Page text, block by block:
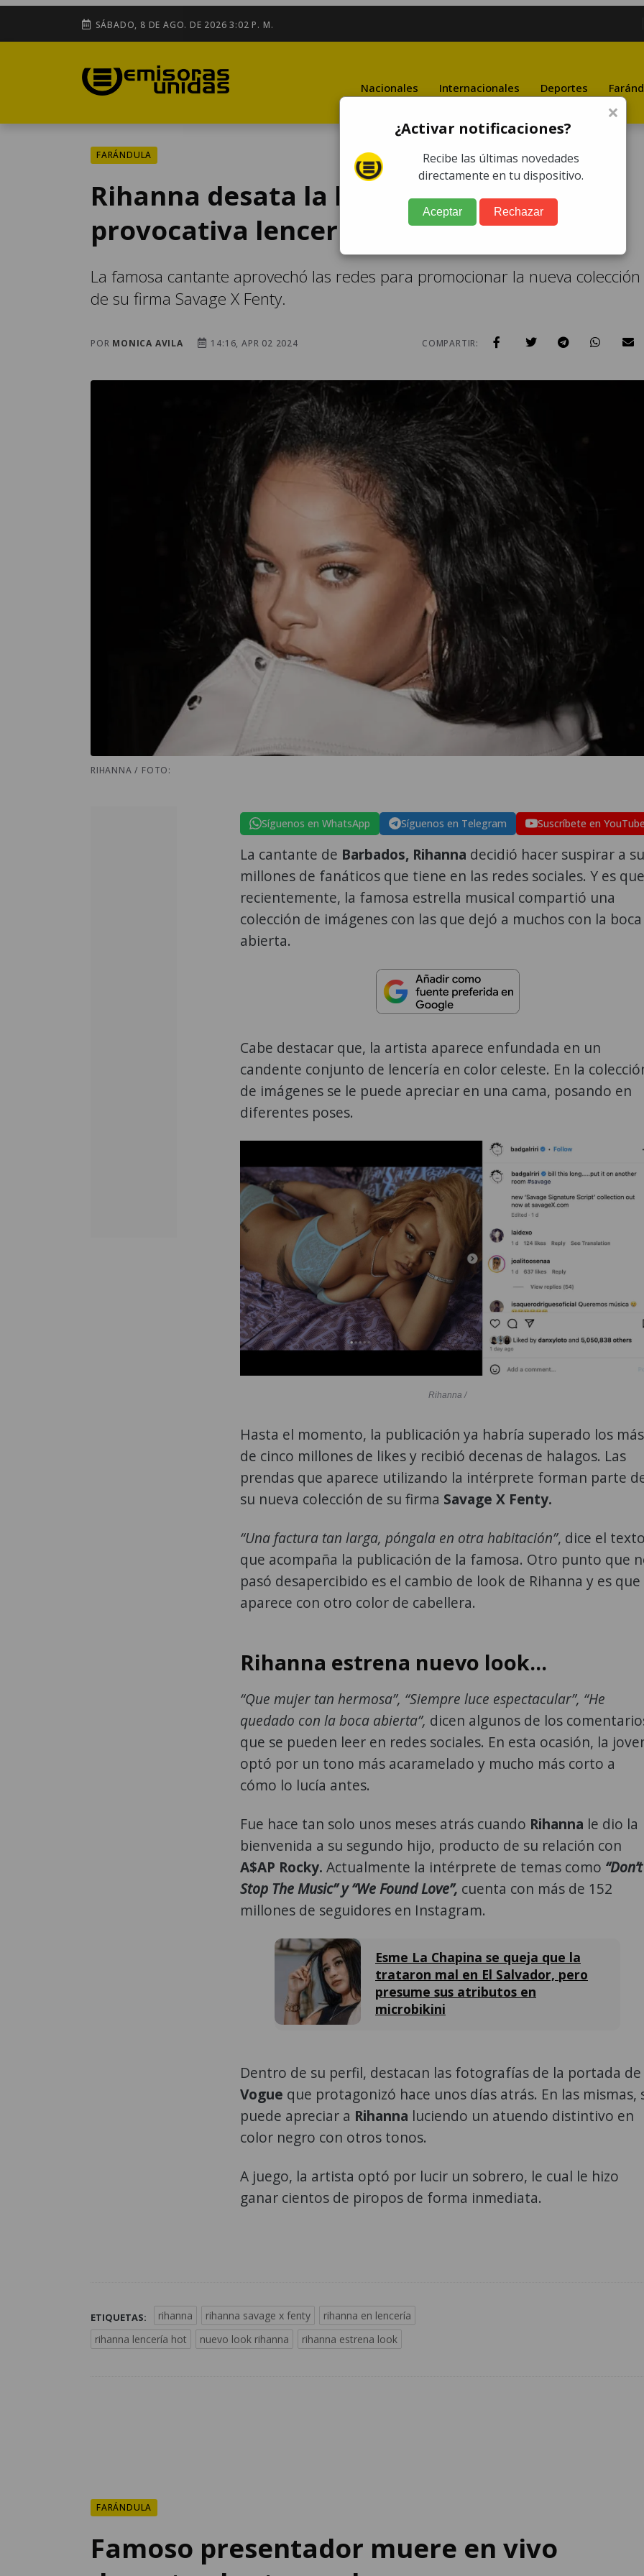
SÁBADO, 8 DE AGO. DE 2026 3:02 P. M.
Nacionales Internacionales Deportes
FARÁNDULA
Rihanna desata la locura al aparecer en
provocativa lencería transparente
La famosa cantante aprovechó las redes para promocionar la nueva colección
de su firma Savage X Fenty.
POR MONICA AVILA 14:16, APR 02 2024 COMPARTIR:
RIHANNA / FOTO:
Síguenos en WhatsApp Síguenos en Telegram Suscríbete en
La cantante de Barbados, Rihanna decidió hacer suspirar a
millones de fanáticos que tiene en las redes sociales. Y es
recientemente, la famosa estrella musical compartió una
colección de imágenes con las que dejó a muchos con la boca
abierta.
Cabe destacar que, la artista aparece enfundada en un
candente conjunto de lencería en color celeste. En la
de imágenes se le puede apreciar en una cama, posando en
diferentes poses.
Rihanna /
Hasta el momento, la publicación ya habría superado los más
de cinco millones de likes y recibió decenas de halagos. Las
prendas que aparece utilizando la intérprete forman parte
su nueva colección de su firma Savage X Fenty.
“Una factura tan larga, póngala en otra habitación”, dice el
que acompaña la publicación de la famosa. Otro punto que
pasó desapercibido es el cambio de look de Rihanna y es que
aparece con otro color de cabellera.
Rihanna estrena nuevo look...
“Que mujer tan hermosa”, “Siempre luce espectacular”, “He
quedado con la boca abierta”, dicen algunos de los
que se pueden leer en redes sociales. En esta ocasión, la
optó por un tono más acaramelado y mucho más corto a
cómo lo lucía antes.
Fue hace tan solo unos meses atrás cuando Rihanna le dio la
bienvenida a su segundo hijo, producto de su relación con
A$AP Rocky. Actualmente la intérprete de temas como “Don’t
Stop The Music” y “We Found Love”, cuenta con más de 152
millones de seguidores en Instagram.
Esme La Chapina se queja que la
trataron mal en El Salvador, pero
presume sus atributos en
microbikini
Dentro de su perfil, destacan las fotografías de la portada de
Vogue que protagonizó hace unos días atrás. En las mismas,
puede apreciar a Rihanna luciendo un atuendo distintivo en
color negro con otros tonos.
A juego, la artista optó por lucir un sobrero, le cual le hizo
ganar cientos de piropos de forma inmediata.
ETIQUETAS: rihanna rihanna savage x fenty
rihanna en lencería
rihanna lencería hot
nuevo look rihanna rihanna estrena look
FARÁNDULA
Famoso presentador muere en vivo
×
¿Activar notificaciones?
Recibe las últimas novedades
directamente en tu dispositivo.
Aceptar Rechazar